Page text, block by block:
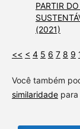
PARTIR
(2021)
<< < 4 5 6 7 8 9
Você também
similaridadepara